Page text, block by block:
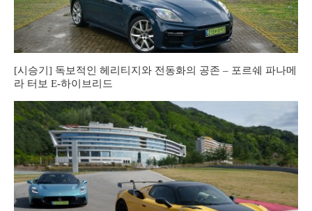
[시승기] 독보적인 헤리티지와 전동화의 공존 – 포르쉐 파나메
라 터보 E-하이브리드